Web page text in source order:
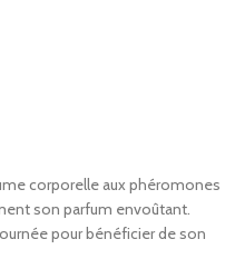
corporelle aux phéromones
son parfum envoûtant.
pour bénéficier de son